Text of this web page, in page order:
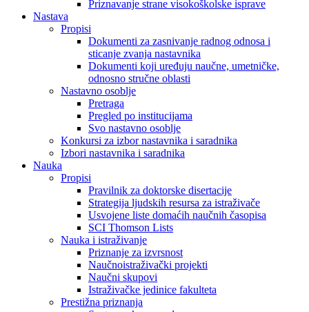
Priznavanje strane visokoškolske isprave
Nastava
Propisi
Dokumenti za zasnivanje radnog odnosa i
sticanje zvanja nastavnika
Dokumenti koji uređuju naučne, umetničke,
odnosno stručne oblasti
Nastavno osoblje
Pretraga
Pregled po institucijama
Svo nastavno osoblje
Konkursi za izbor nastavnika i saradnika
Izbori nastavnika i saradnika
Nauka
Propisi
Pravilnik za doktorske disertacije
Strategija ljudskih resursa za istraživače
Usvojene liste domaćih naučnih časopisa
SCI Thomson Lists
Nauka i istraživanje
Priznanje za izvrsnost
Naučnoistraživački projekti
Naučni skupovi
Istraživačke jedinice fakulteta
Prestižna priznanja